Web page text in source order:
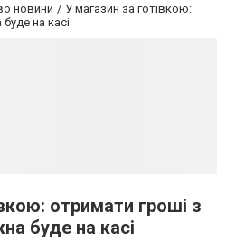
новини
У магазин за готівкою:
на касі
отримати гроші з
буде на касі